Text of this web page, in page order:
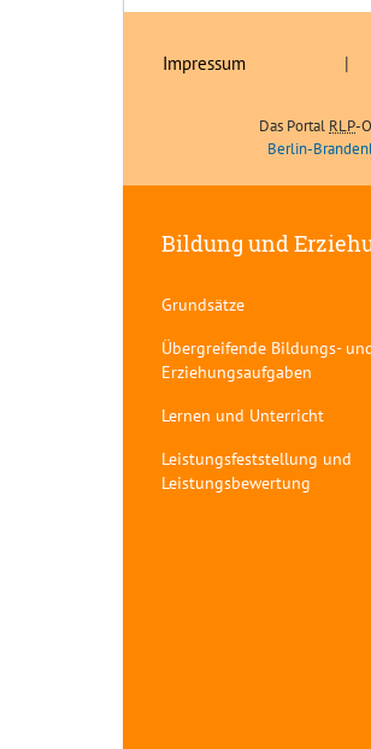
Impressum |
Das Portal RLP-
Berlin-
Bildung und
Grundsätze
Übergreifende Bildungs-
Erziehungsaufgaben
Lernen und Unterricht
Leistungsfeststellung und
Leistungsbewertung